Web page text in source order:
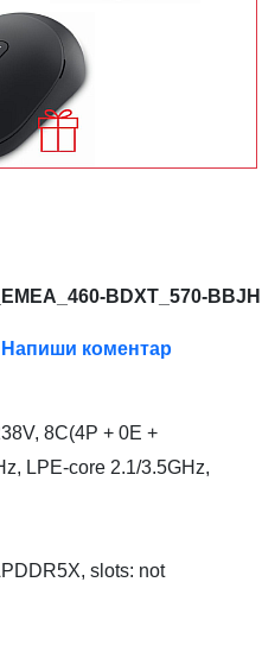
BDXT_570-BBJH
Напиши коментар
8C(4P + 0E +
LPE-core 2.1/3.5GHz,
slots: not